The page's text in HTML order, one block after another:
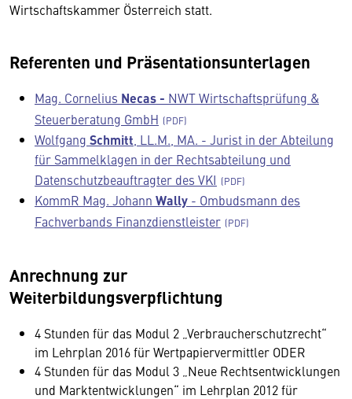
Wirtschaftskammer Österreich statt.
Referenten und Präsentationsunterlagen
Mag. Cornelius Necas - NWT Wirtschaftsprüfung &
Steuerberatung GmbH
Wolfgang Schmitt , LL.M., MA. - Jurist in der Abteilung
für Sammelklagen in der Rechtsabteilung und
Datenschutzbeauftragter des VKI
KommR Mag. Johann Wally - Ombudsmann des
Fachverbands Finanzdienstleister
Anrechnung zur
Weiterbildungsverpflichtung
4 Stunden für das Modul 2 „Verbraucherschutzrecht“
im Lehrplan 2016 für Wertpapiervermittler ODER
4 Stunden für das Modul 3 „Neue Rechtsentwicklungen
und Marktentwicklungen“ im Lehrplan 2012 für